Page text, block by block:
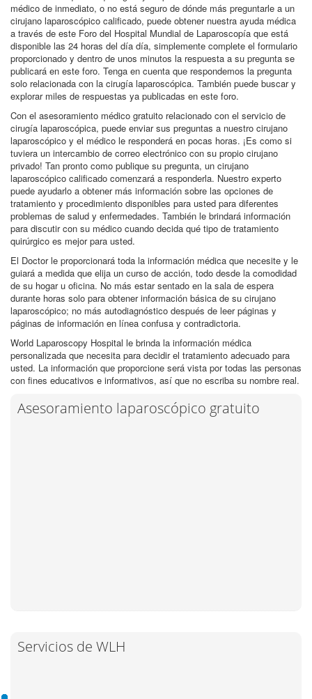
médico de inmediato, o no está seguro de dónde más preguntarle a un
cirujano laparoscópico calificado, puede obtener nuestra ayuda médica
a través de este Foro del Hospital Mundial de Laparoscopía que está
disponible las 24 horas del día día, simplemente complete el formulario
proporcionado y dentro de unos minutos la respuesta a su pregunta se
publicará en este foro. Tenga en cuenta que respondemos la pregunta
solo relacionada con la cirugía laparoscópica. También puede buscar y
explorar miles de respuestas ya publicadas en este foro.
Con el asesoramiento médico gratuito relacionado con el servicio de
cirugía laparoscópica, puede enviar sus preguntas a nuestro cirujano
laparoscópico y el médico le responderá en pocas horas. ¡Es como si
tuviera un intercambio de correo electrónico con su propio cirujano
privado! Tan pronto como publique su pregunta, un cirujano
laparoscópico calificado comenzará a responderla. Nuestro experto
puede ayudarlo a obtener más información sobre las opciones de
tratamiento y procedimiento disponibles para usted para diferentes
problemas de salud y enfermedades. También le brindará información
para discutir con su médico cuando decida qué tipo de tratamiento
quirúrgico es mejor para usted.
El Doctor le proporcionará toda la información médica que necesite y le
guiará a medida que elija un curso de acción, todo desde la comodidad
de su hogar u oficina. No más estar sentado en la sala de espera
durante horas solo para obtener información básica de su cirujano
laparoscópico; no más autodiagnóstico después de leer páginas y
páginas de información en línea confusa y contradictoria.
World Laparoscopy Hospital le brinda la información médica
personalizada que necesita para decidir el tratamiento adecuado para
usted. La información que proporcione será vista por todas las personas
con fines educativos e informativos, así que no escriba su nombre real.
Asesoramiento laparoscópico gratuito
Servicios de WLH